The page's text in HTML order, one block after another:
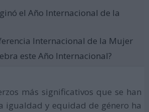
el Año Internacional de la
Internacional de la Mujer
este Año Internacional?
más significativos que se han
igualdad y equidad de género ha